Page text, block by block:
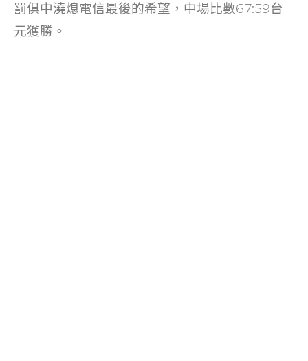
罰俱中澆熄電信最後的希望，中場比數67:59台
元獲勝。